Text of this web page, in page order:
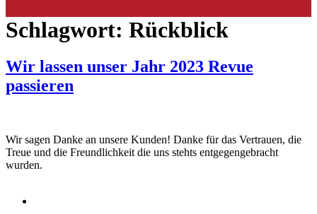
Schlagwort: Rückblick
Wir lassen unser Jahr 2023 Revue
passieren
Wir sagen Danke an unsere Kunden! Danke für das Vertrauen, die
Treue und die Freundlichkeit die uns stehts entgegengebracht
wurden.